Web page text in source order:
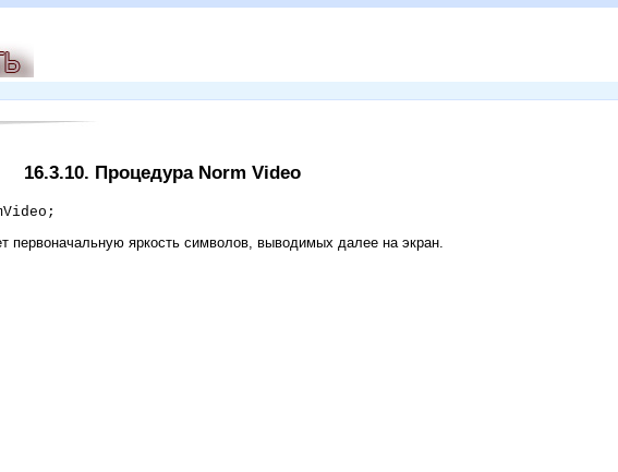
16.3.10. Процедура Norm Video
первоначальную яркость символов, выводимых далее на экран.